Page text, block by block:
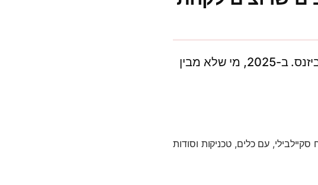
SaaS זה לא עוד באזז – זה הסטנדרט החדש שבו תוכנה פוגשת ביזנס. ב-2025, מי שלא מבין
עם כלים, טכניקות וסודות